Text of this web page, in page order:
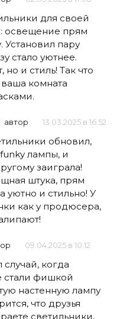
для своей
освещение прям
Установил пару
стало уютнее.
но и стиль! Так что
комната
автор 13.03.2025 в 16:52
обновил,
лампы, и
заиграла!
штука, прям
уютно и стильно! У
как у продюсера,
09.04.2025 в 10:12
когда
стали фишкой
настенную лампу
что друзья
светильники,